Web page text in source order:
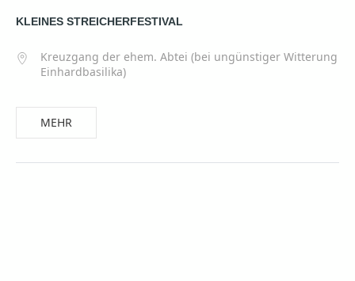
KLEINES STREICHERFESTIVAL
Kreuzgang der ehem. Abtei (bei ungünstiger Witterung
Einhardbasilika)
MEHR